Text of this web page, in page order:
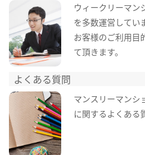
ウィークリーマン
を多数運営してい
お客様のご利用目
て頂きます。
よくある質問
マンスリーマンシ
に関するよくある